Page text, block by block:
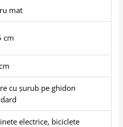
mat
cm
cu șurub pe ghidon
electrice, biciclete